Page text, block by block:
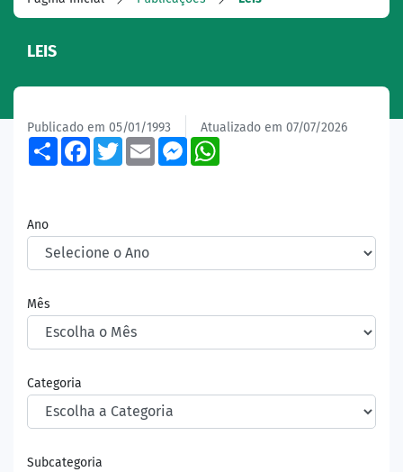
LEIS
Publicado em 05/01/1993 Atualizado em 07/07/2026
ShareFacebook
TwitterEmailMessenger
Ano
Mês
Categoria
Subcategoria